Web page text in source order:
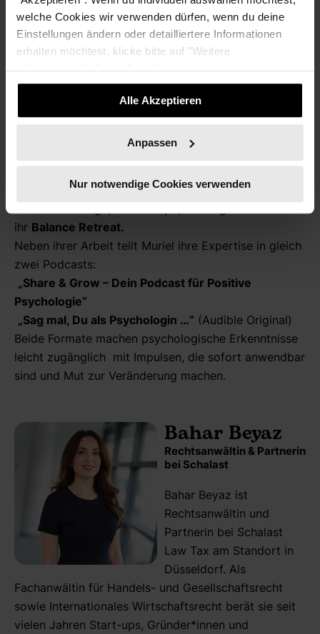
welche Cookies wir verwenden dürfen, wenn du deine
Einstellungen ändern oder detailliertere Informationen
erhalten möchtest, klicke bitte auf "Weitere
Informationen". Deine Einwilligung kannst du jederzeit
widerrufen.
Alle Akzeptieren
Anpassen
Nur notwendige Cookies verwenden
seit über sieben Jahren
selbstständig in Köln als Psychologin mit dem
SchwerpunktPositive Psychologie - der
Wissenschaft des gelingenden Lebens. Ihre Mission:
an die Hand geben, um Selbstvertrauen, innere
Stärke und nachhaltige Balancezu entwickeln.Nach
spezialisierte sie sich auf die Positive Psychologie in
Privatpersonen als auch Unternehmen
ihr Balance Retreat.
Neben ihrer Arbeit teilt Muriel ihre Expertise in gleich
zwei Podcasts:
„Share & Grow – Dein Podcast für Positive
Psychologie“
„Sag mal, Du als Psychologin …“ (Audible Original)
Beide Formate machen psychologische Erkenntnisse
leicht zugänglich mit Impulsen, die sofort anwendbar
sind und Mut zur Veränderung machen.
Bahar Beyaz
Rechtsanwältin & Partnerin
bei Schalast
Bahar Beyaz ist
Rechtsanwältin und
Partnerin bei Schalast
Law Tax am Standort in
Düsseldorf. Als
Fachanwältin für Handels- und Gesellschaftsrecht
sowie Internationales Wirtschaftsrecht berät sie seit
vielen Jahren Start-ups, Gründer*innen und